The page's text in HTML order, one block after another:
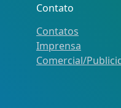
Contato
Contatos
Imprensa
Comercial/